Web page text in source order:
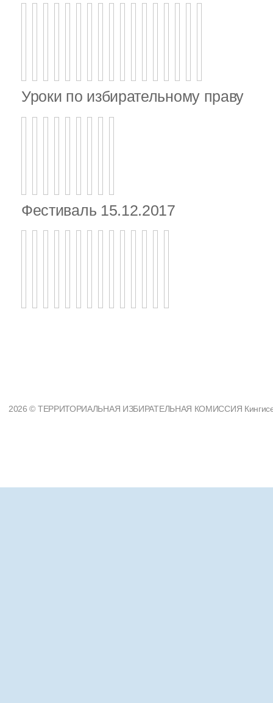
Уроки по избирательному праву
Фестиваль 15.12.2017
2026 © ТЕРРИТОРИАЛЬНАЯ ИЗБИРАТЕЛЬНАЯ КОМИССИЯ